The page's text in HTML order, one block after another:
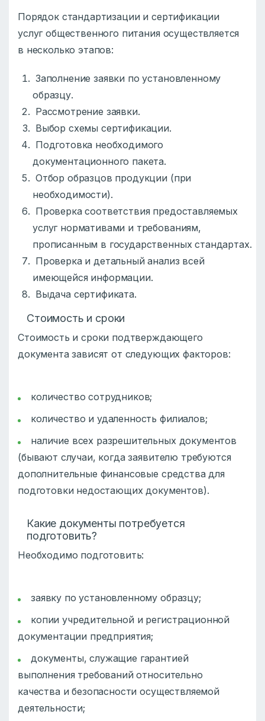
Порядок стандартизации и сертификации
услуг общественного питания осуществляется
в несколько этапов:
Заполнение заявки по установленному
образцу.
Рассмотрение заявки.
Выбор схемы сертификации.
Подготовка необходимого
документационного пакета.
Отбор образцов продукции (при
необходимости).
Проверка соответствия предоставляемых
услуг нормативами и требованиям,
прописанным в государственных стандартах.
Проверка и детальный анализ всей
имеющейся информации.
Выдача сертификата.
Стоимость и сроки
Стоимость и сроки подтверждающего
документа зависят от следующих факторов:
количество сотрудников;
количество и удаленность филиалов;
наличие всех разрешительных документов
(бывают случаи, когда заявителю требуются
дополнительные финансовые средства для
подготовки недостающих документов).
Какие документы потребуется
подготовить?
Необходимо подготовить:
заявку по установленному образцу;
копии учредительной и регистрационной
документации предприятия;
документы, служащие гарантией
выполнения требований относительно
качества и безопасности осуществляемой
деятельности;